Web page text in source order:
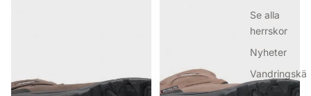
Se alla
herrskor
Nyheter
Vandringskä
ngor